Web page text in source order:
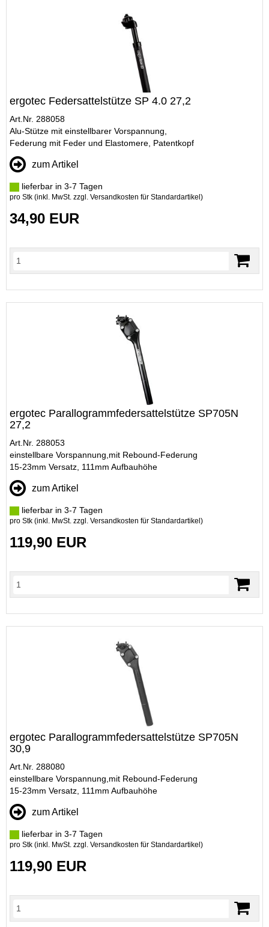
ergotec Federsattelstütze SP 4.0 27,2
Art.Nr. 288058
Alu-Stütze mit einstellbarer Vorspannung,
Federung mit Feder und Elastomere, Patentkopf
zum Artikel
lieferbar in 3-7 Tagen
pro Stk (inkl. MwSt. zzgl. Versandkosten für Standardartikel )
34,90 EUR
ergotec Parallogrammfedersattelstütze SP705N
27,2
Art.Nr. 288053
einstellbare Vorspannung,mit Rebound-Federung
15-23mm Versatz, 111mm Aufbauhöhe
zum Artikel
lieferbar in 3-7 Tagen
pro Stk (inkl. MwSt. zzgl. Versandkosten für Standardartikel )
119,90 EUR
ergotec Parallogrammfedersattelstütze SP705N
30,9
Art.Nr. 288080
einstellbare Vorspannung,mit Rebound-Federung
15-23mm Versatz, 111mm Aufbauhöhe
zum Artikel
lieferbar in 3-7 Tagen
pro Stk (inkl. MwSt. zzgl. Versandkosten für Standardartikel )
119,90 EUR